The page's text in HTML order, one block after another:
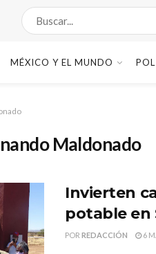
MÉXICO Y EL MUNDO
Maldonado
Invierten
potable en
POR REDACCIÓN 6